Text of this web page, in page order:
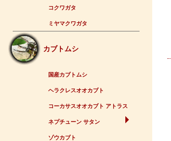
コクワガタ
ミヤマクワガタ
カブトムシ
国産カブトムシ
ヘラクレスオオカブト
コーカサスオオカブト アトラス
ネプチューン サタン
ゾウカブト